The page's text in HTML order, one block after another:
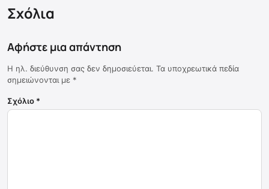
Σχόλια
Αφήστε μια απάντηση
Η ηλ. διεύθυνση σας δεν δημοσιεύεται. Τα υποχρεωτικά πεδία
σημειώνονται με *
Σχόλιο *